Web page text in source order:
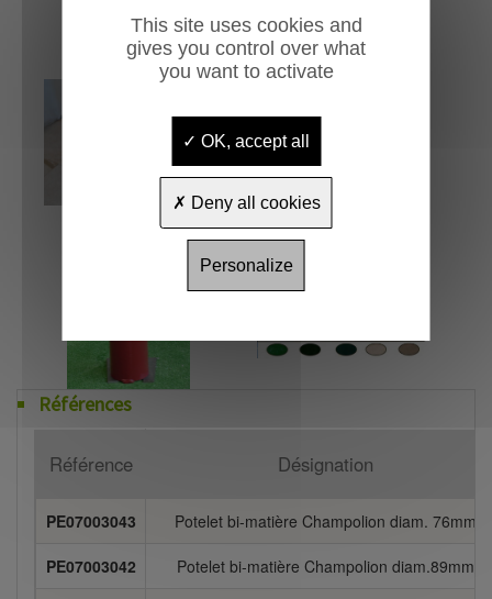
Références
Référence Désignation
PE07003043 Potelet bi-matière Champolion diam. 76mm
PE07003042 Potelet bi-matière Champolion diam.89mm
This site uses cookies and
gives you control over what
you want to activate
OK, accept all
Deny all cookies
Personalize